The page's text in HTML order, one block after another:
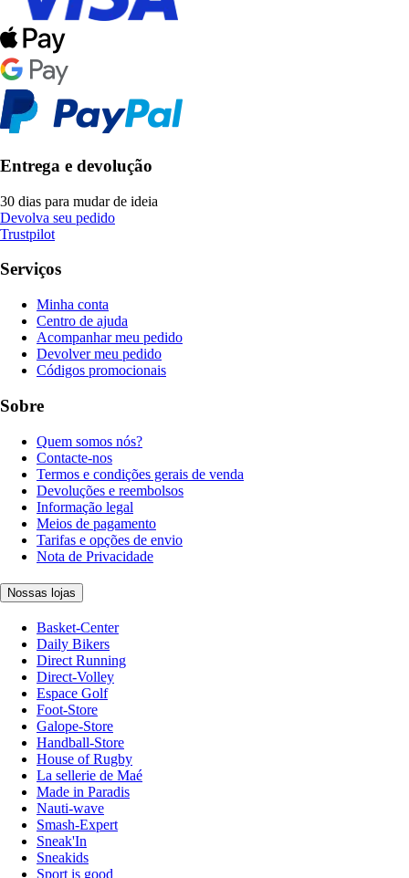
Entrega e devolução
30 dias para mudar de ideia
Devolva seu pedido
Trustpilot
Serviços
Minha conta
Centro de ajuda
Acompanhar meu pedido
Devolver meu pedido
Códigos promocionais
Sobre
Quem somos nós?
Contacte-nos
Termos e condições gerais de venda
Devoluções e reembolsos
Informação legal
Meios de pagamento
Tarifas e opções de envio
Nota de Privacidade
Nossas lojas
Basket-Center
Daily Bikers
Direct Running
Direct-Volley
Espace Golf
Foot-Store
Galope-Store
Handball-Store
House of Rugby
La sellerie de Maé
Made in Paradis
Nauti-wave
Smash-Expert
Sneak'In
Sneakids
Sport is good